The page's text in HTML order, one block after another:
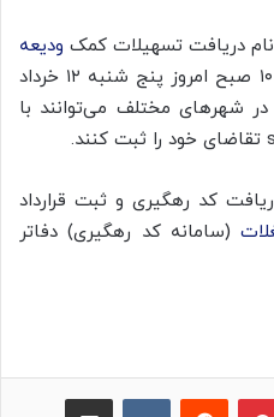
دریافت تسهیلات کمک ودیعه
از دقایقی قبل از ساعت ۱۰ صبح امروز پنج شنبه ۱۲ خرداد
شهرهای مختلف می‌توانند با
کد رهگیری و ثبت قرارداد
(سامانه کد رهگیری) دفاتر
پینترست ‫رددیت